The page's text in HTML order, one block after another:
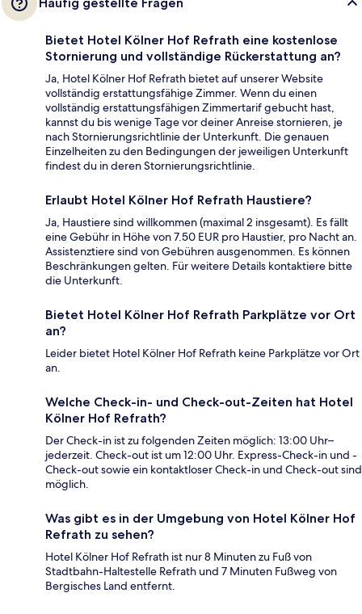
Bietet Hotel Kölner Hof Refrath eine kostenlose
Stornierung und vollständige Rückerstattung an?
Ja, Hotel Kölner Hof Refrath bietet auf unserer Website
vollständig erstattungsfähige Zimmer. Wenn du einen
vollständig erstattungsfähigen Zimmertarif gebucht hast,
kannst du bis wenige Tage vor deiner Anreise stornieren, je
nach Stornierungsrichtlinie der Unterkunft. Die genauen
Einzelheiten zu den Bedingungen der jeweiligen Unterkunft
findest du in deren Stornierungsrichtlinie.
Erlaubt Hotel Kölner Hof Refrath Haustiere?
Ja, Haustiere sind willkommen (maximal 2 insgesamt). Es fällt
eine Gebühr in Höhe von 7.50 EUR pro Haustier, pro Nacht an.
Assistenztiere sind von Gebühren ausgenommen. Es können
Beschränkungen gelten. Für weitere Details kontaktiere bitte
die Unterkunft.
Bietet Hotel Kölner Hof Refrath Parkplätze vor Ort
an?
Leider bietet Hotel Kölner Hof Refrath keine Parkplätze vor Ort
an.
Welche Check-in- und Check-out-Zeiten hat Hotel
Kölner Hof Refrath?
Der Check-in ist zu folgenden Zeiten möglich: 13:00 Uhr–
jederzeit. Check-out ist um 12:00 Uhr. Express-Check-in und -
Check-out sowie ein kontaktloser Check-in und Check-out sind
möglich.
Was gibt es in der Umgebung von Hotel Kölner Hof
Refrath zu sehen?
Hotel Kölner Hof Refrath ist nur 8 Minuten zu Fuß von
Stadtbahn-Haltestelle Refrath und 7 Minuten Fußweg von
Bergisches Land entfernt.